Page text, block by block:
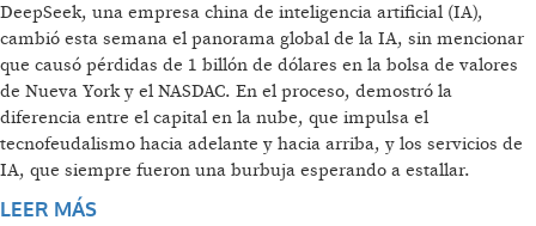
DeepSeek, una empresa china de inteligencia artificial (IA),
cambió esta semana el panorama global de la IA, sin mencionar
que causó pérdidas de 1 billón de dólares en la bolsa de valores
de Nueva York y el NASDAC. En el proceso, demostró la
diferencia entre el capital en la nube, que impulsa el
tecnofeudalismo hacia adelante y hacia arriba, y los servicios de
IA, que siempre fueron una burbuja esperando a estallar.
LEER MÁS